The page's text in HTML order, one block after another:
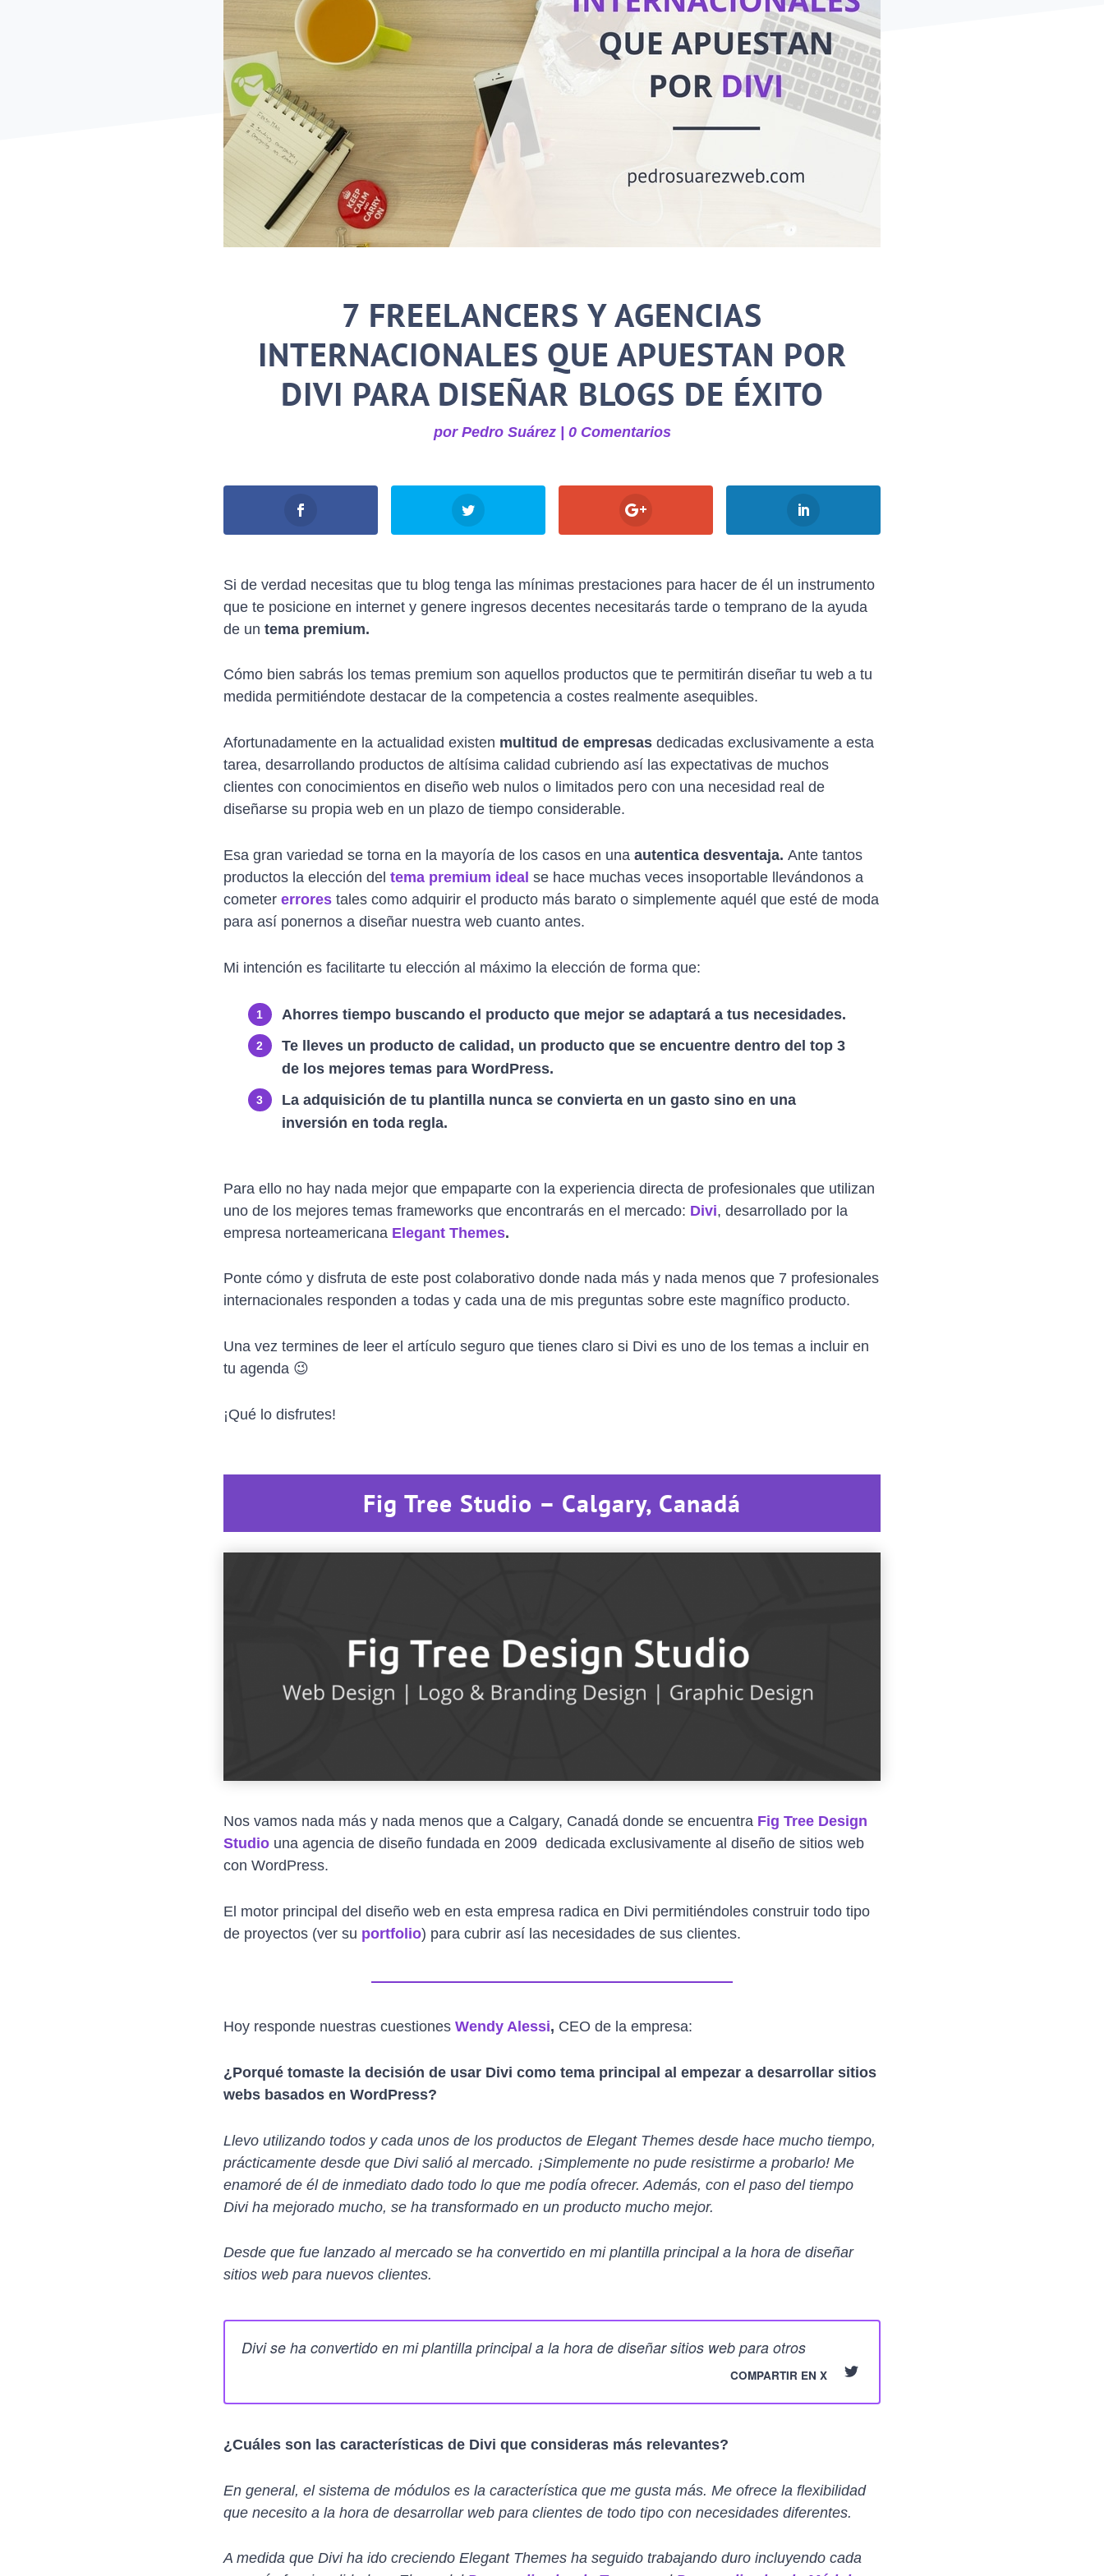
7 FREELANCERS Y AGENCIAS
INTERNACIONALES QUE APUESTAN POR
DIVI PARA DISEÑAR BLOGS DE ÉXITO
por Pedro Suárez| 0 Comentarios
Si de verdad necesitas que tu blog tenga las mínimas prestaciones para hacer de él un instrumento
que te posicione en internet y genere ingresos decentes necesitarás tarde o temprano de la ayuda
de un tema premium.
Cómo bien sabrás los temas premium son aquellos productos que te permitirán diseñar tu web a tu
medida permitiéndote destacar de la competencia a costes realmente asequibles.
Afortunadamente en la actualidad existen multitud de empresas dedicadas exclusivamente a esta
tarea, desarrollando productos de altísima calidad cubriendo así las expectativas de muchos
clientes con conocimientos en diseño web nulos o limitados pero con una necesidad real de
diseñarse su propia web en un plazo de tiempo considerable.
Esa gran variedad se torna en la mayoría de los casos en una autentica desventaja. Ante tantos
productos la elección del tema premium ideal se hace muchas veces insoportable llevándonos a
cometer errores tales como adquirir el producto más barato o simplemente aquél que esté de moda
para así ponernos a diseñar nuestra web cuanto antes.
Mi intención es facilitarte tu elección al máximo la elección de forma que:
Ahorres tiempo buscando el producto que mejor se adaptará a tus necesidades.
Te lleves un producto de calidad, un producto que se encuentre dentro del top 3
de los mejores temas para WordPress.
La adquisición de tu plantilla nunca se convierta en un gasto sino en una
inversión en toda regla.
Para ello no hay nada mejor que empaparte con la experiencia directa de profesionales que utilizan
uno de los mejores temas frameworks que encontrarás en el mercado: Divi, desarrollado por la
empresa norteamericana Elegant Themes.
Ponte cómo y disfruta de este post colaborativo donde nada más y nada menos que 7 profesionales
internacionales responden a todas y cada una de mis preguntas sobre este magnífico producto.
Una vez termines de leer el artículo seguro que tienes claro si Divi es uno de los temas a incluir en
tu agenda 😉
¡Qué lo disfrutes!
Fig Tree Studio – Calgary, Canadá
Nos vamos nada más y nada menos que a Calgary, Canadá donde se encuentra Fig Tree Design
Studio una agencia de diseño fundada en 2009 dedicada exclusivamente al diseño de sitios web
con WordPress.
El motor principal del diseño web en esta empresa radica en Divi permitiéndoles construir todo tipo
de proyectos (ver su portfolio) para cubrir así las necesidades de sus clientes.
Hoy responde nuestras cuestiones Wendy Alessi, CEO de la empresa:
¿Porqué tomaste la decisión de usar Divi como tema principal al empezar a desarrollar sitios
webs basados en WordPress?
Llevo utilizando todos y cada unos de los productos de Elegant Themes desde hace mucho tiempo,
prácticamente desde que Divi salió al mercado. ¡Simplemente no pude resistirme a probarlo! Me
enamoré de él de inmediato dado todo lo que me podía ofrecer. Además, con el paso del tiempo
Divi ha mejorado mucho, se ha transformado en un producto mucho mejor.
Desde que fue lanzado al mercado se ha convertido en mi plantilla principal a la hora de diseñar
sitios web para nuevos clientes.
Divi se ha convertido en mi plantilla principal a la hora de diseñar sitios web para otros
COMPARTIR EN X
¿Cuáles son las características de Divi que consideras más relevantes?
En general, el sistema de módulos es la característica que me gusta más. Me ofrece la flexibilidad
que necesito a la hora de desarrollar web para clientes de todo tipo con necesidades diferentes.
A medida que Divi ha ido creciendo Elegant Themes ha seguido trabajando duro incluyendo cada